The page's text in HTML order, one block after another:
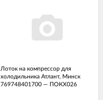
Лоток на компрессор для
холодильника Атлант, Минск
769748401700 — ПОКХ026